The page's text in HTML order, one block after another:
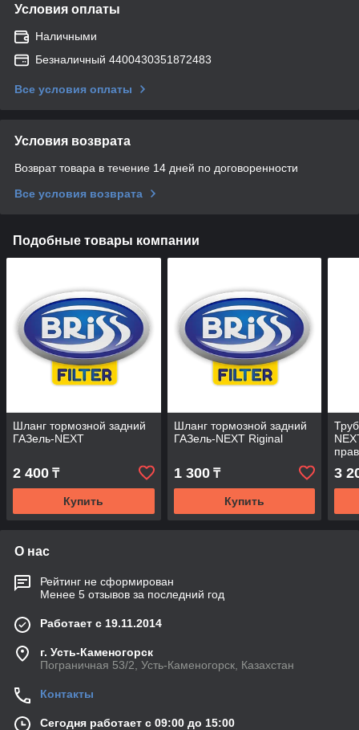
Условия оплаты
Наличными
Безналичный 4400430351872483
Все условия оплаты
Условия возврата
Возврат товара в течение 14 дней по договоренности
Все условия возврата
Подобные товары компании
Шланг тормозной задний
ГАЗель-NEXT
2 400 ₸
Купить
Шланг тормозной задний
ГАЗель-NEXT Riginal
1 300₸
Купить
3
О нас
Рейтинг не сформирован
Менее 5 отзывов за последний год
Работает с 19.11.2014
г. Усть-Каменогорск
Пограничная 53/2, Усть-Каменогорск, Казахстан
Контакты
Сегодня работает с 09:00 до 15:00